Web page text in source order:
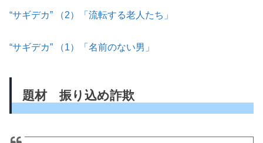
“サギデカ” （2）「流転する老人たち」
“サギデカ” （1）「名前のない男」
題材 振り込め詐欺